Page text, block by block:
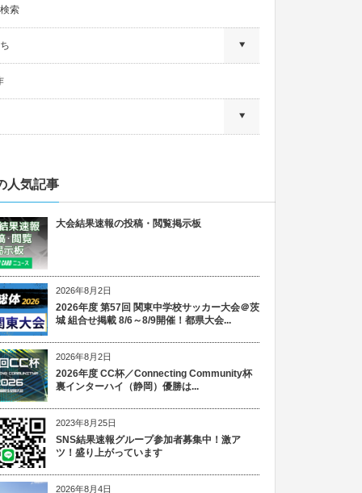
索
人気記事
大会結果速報の投稿・閲覧掲示板
2026年8月2日
2026年度 第57回 関東中学校サッカー大会＠茨
城 組合せ掲載 8/6～8/9開催！都県大会...
2026年8月2日
2026年度 CC杯／Connecting Community杯
裏インターハイ（静岡）優勝は...
2023年8月25日
SNS結果速報グループ参加者募集中！激ア
ツ！盛り上がっています
2026年8月4日